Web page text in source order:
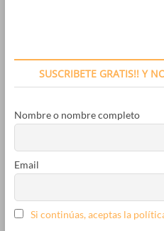
SUSCRIBETE GRATIS!! Y
Nombre o nombre completo
Email
Si continúas, aceptas la